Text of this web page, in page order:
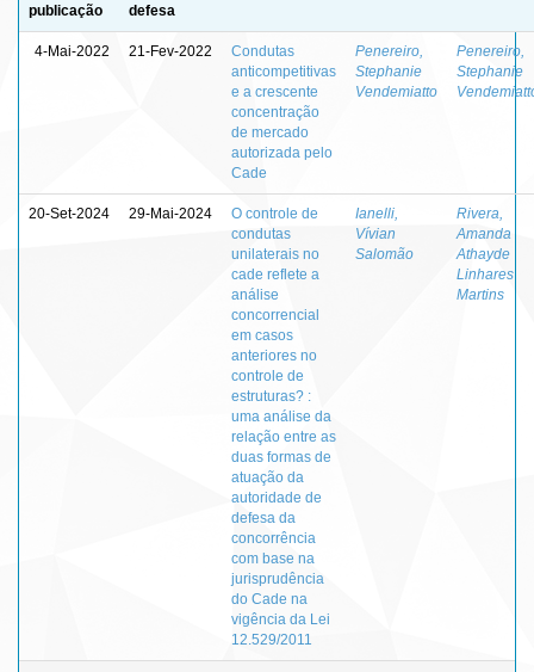
publicação
defesa
4-Mai-2022 21-Fev-2022
Condutas
anticompetitivas
e a crescente
concentração
de mercado
autorizada pelo
Cade
Penereiro,
Stephanie
Vendemiatto
Penereiro,
Stephanie
20-Set-2024 29-Mai-2024
O controle de
condutas
unilaterais no
cade reflete a
análise
concorrencial
em casos
anteriores no
controle de
estruturas? :
uma análise da
relação entre as
duas formas de
atuação da
autoridade de
defesa da
concorrência
com base na
jurisprudência
do Cade na
vigência da Lei
12.529/2011
Ianelli,
Vívian
Salomão
Rivera,
Amanda
Athayde
Linhares
Martins